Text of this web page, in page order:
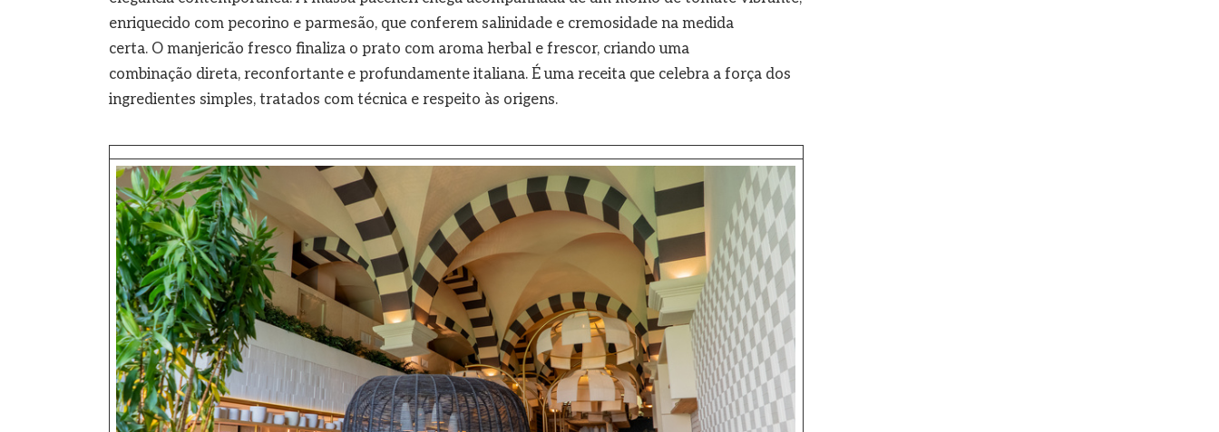
enriquecido com pecorino e parmesão, que conferem salinidade e cremosidade na medida
certa. O manjericão fresco finaliza o prato com aroma herbal e frescor, criando uma
combinação direta, reconfortante e profundamente italiana. É uma receita que celebra a força dos
ingredientes simples, tratados com técnica e respeito às origens.